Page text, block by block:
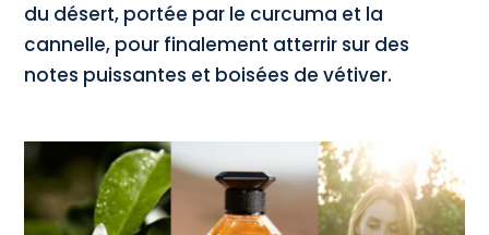
du désert, portée par le curcuma et la
cannelle, pour finalement atterrir sur des
notes puissantes et boisées de vétiver.